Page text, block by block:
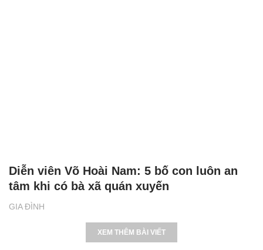
GIA ĐÌNH
Diễn viên Võ Hoài Nam: 5 bố con luôn an
tâm khi có bà xã quán xuyến
XEM THÊM BÀI VIẾT